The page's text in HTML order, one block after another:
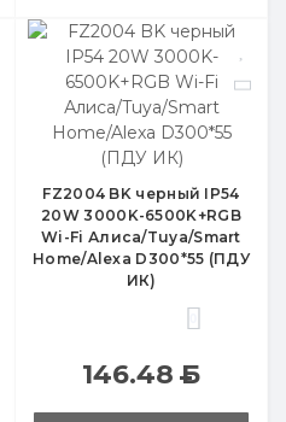
FZ2004 BK черный IP54
20W 3000K-6500K+RGB
Wi-Fi Алиса/Tuya/Smart
Home/Alexa D300*55 (ПДУ
ИК)
146.48Б